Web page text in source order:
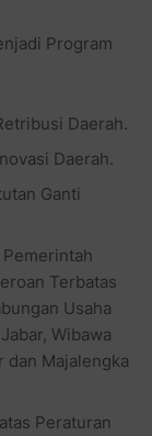
Program
Daerah.
Daerah.
Ganti
Terbatas
Usaha
Wibawa
dan Majalengka
Peraturan